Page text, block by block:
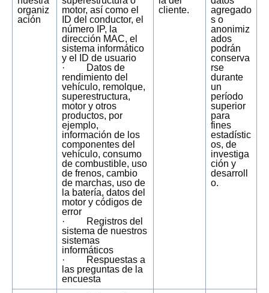
organiz
ación
motor, así como el
ID del conductor, el
número IP, la
dirección MAC, el
sistema informático
y el ID de usuario
· Datos de
rendimiento del
vehículo, remolque,
superestructura,
motor y otros
productos, por
ejemplo,
información de los
componentes del
vehículo, consumo
de combustible, uso
de frenos, cambio
de marchas, uso de
la batería, datos del
motor y códigos de
error
· Registros del
sistema de nuestros
sistemas
informáticos
· Respuestas a
las preguntas de la
encuesta
cliente.
agregado
s o
anonimiz
ados
podrán
conserva
rse
durante
un
período
superior
para
fines
estadístic
os, de
investiga
ción y
desarroll
o.